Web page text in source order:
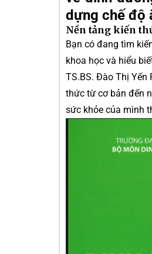
dựng chế độ
Nền tảng kiến
Bạn có đang tìm
khoa học và hiểu
TS.BS. Đào Thị Yến
thức từ cơ bản đến
sức khỏe của mình